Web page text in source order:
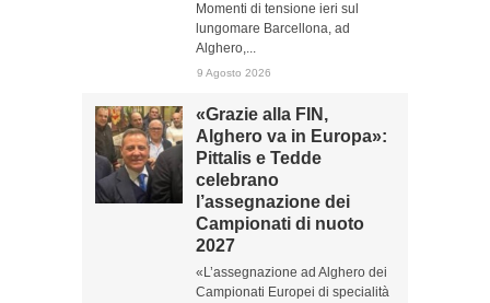
Momenti di tensione ieri sul
lungomare Barcellona, ad
Alghero,...
9 Agosto 2026
«Grazie alla FIN,
Alghero va in Europa»:
Pittalis e Tedde
celebrano
l’assegnazione dei
Campionati di nuoto
2027
«L’assegnazione ad Alghero dei
Campionati Europei di specialità